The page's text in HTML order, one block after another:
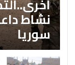
نشاط
سوريا